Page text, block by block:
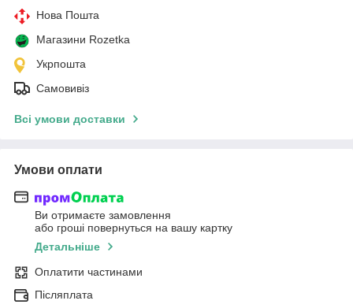
Нова Пошта
Магазини Rozetka
Укрпошта
Самовивіз
Всі умови доставки
Умови оплати
Ви отримаєте замовлення
або гроші повернуться на вашу картку
Детальніше
Оплатити частинами
Післяплата